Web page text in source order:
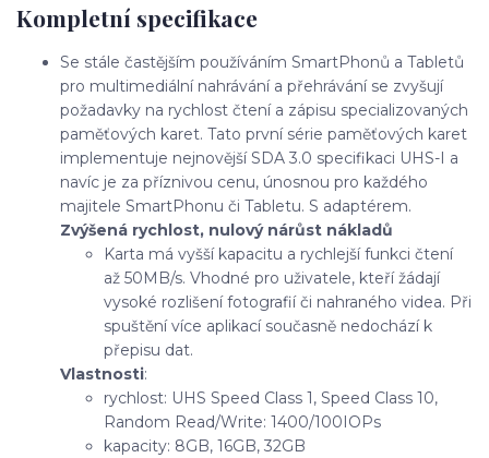
Kompletní specifikace
Se stále častějším používáním SmartPhonů a Tabletů
pro multimediální nahrávání a přehrávání se zvyšují
požadavky na rychlost čtení a zápisu specializovaných
paměťových karet. Tato první série paměťových karet
implementuje nejnovější SDA 3.0 specifikaci UHS-I a
navíc je za příznivou cenu, únosnou pro každého
majitele SmartPhonu či Tabletu. S adaptérem.
Zvýšená rychlost, nulový nárůst nákladů
Karta má vyšší kapacitu a rychlejší funkci čtení
až 50MB/s. Vhodné pro uživatele, kteří žádají
vysoké rozlišení fotografií či nahraného videa. Při
spuštění více aplikací současně nedochází k
přepisu dat.
Vlastnosti:
rychlost: UHS Speed Class 1, Speed Class 10,
Random Read/Write: 1400/100IOPs
kapacity: 8GB, 16GB, 32GB